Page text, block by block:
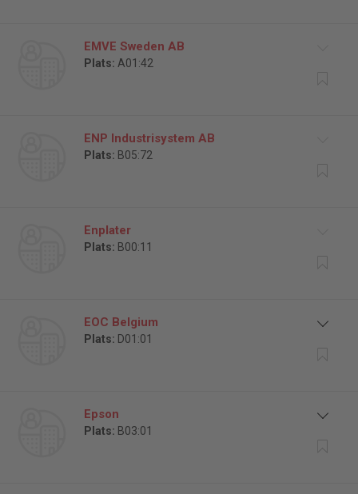
EMVE Sweden AB
Plats: A01:42
ENP Industrisystem AB
Plats: B05:72
Enplater
Plats: B00:11
EOC Belgium
Plats: D01:01
Epson
Plats: B03:01